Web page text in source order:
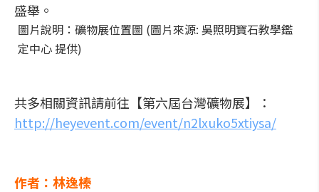
盛舉。
圖片說明：礦物展位置圖 (圖片來源: 吳照明寶石教學鑑
定中心 提供)
共多相關資訊請前往【第六屆台灣礦物展】：
http://heyevent.com/event/n2lxuko5xtiysa/
作者：林逸榛